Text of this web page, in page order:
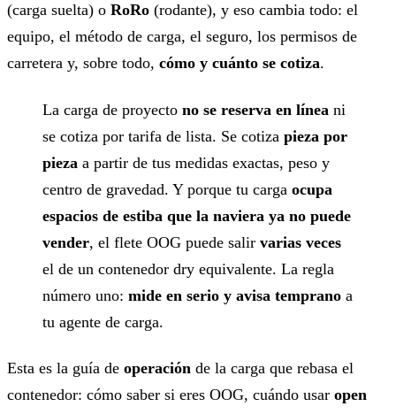
(carga suelta) o RoRo (rodante), y eso cambia todo: el
equipo, el método de carga, el seguro, los permisos de
carretera y, sobre todo, cómo y cuánto se cotiza.
La carga de proyecto no se reserva en línea ni
se cotiza por tarifa de lista. Se cotiza pieza por
pieza a partir de tus medidas exactas, peso y
centro de gravedad. Y porque tu carga ocupa
espacios de estiba que la naviera ya no puede
vender, el flete OOG puede salir varias veces
el de un contenedor dry equivalente. La regla
número uno: mide en serio y avisa temprano a
tu agente de carga.
Esta es la guía de operación de la carga que rebasa el
contenedor: cómo saber si eres OOG, cuándo usar open